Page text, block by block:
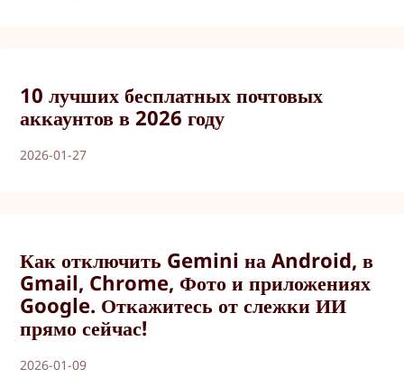
10 лучших бесплатных почтовых
аккаунтов в 2026 году
2026-01-27
Как отключить Gemini на Android, в
Gmail, Chrome, Фото и приложениях
Google. Откажитесь от слежки ИИ
прямо сейчас!
2026-01-09